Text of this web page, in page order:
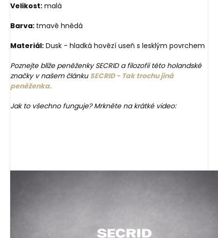
Velikost: malá
Barva: tmavě hnědá
Materiál: Dusk - hladká hovězí useň s lesklým povrchem
Poznejte blíže peněženky SECRID a filozofii této holandské
značky v našem článku SECRID - Tak trochu jiná
peněženka.
Jak to všechno funguje? Mrkněte na krátké video: